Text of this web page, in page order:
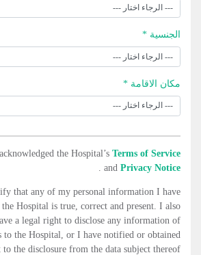
الجنسية *
مكان الاقامة *
the Hospital’s Terms of Service
and Privacy Notice
that any of my personal information I have
Hospital is true, correct and present. I also
a legal right to disclose any information of
to the Hospital, or I have notified or obtained
to the disclosure from the data subject thereof.